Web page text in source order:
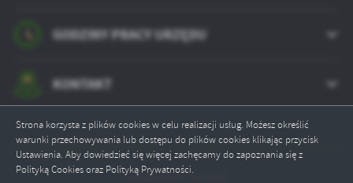
Strona korzysta z plików cookies w celu realizacji usług. Możesz określić
warunki przechowywania lub dostępu do plików cookies klikając przycisk
Ustawienia. Aby dowiedzieć się więcej zachęcamy do zapoznania się z
Polityką Cookies oraz Polityką Prywatności.
GODZINY PRACY URZĘDU
KONTAKT
Odwiedzin: 817504